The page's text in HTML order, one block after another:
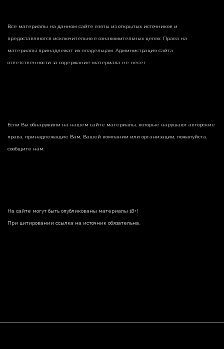
Все материалы на данном сайте взяты из открытых источников и
предоставляются исключительно в ознакомительных целях. Права на
материалы принадлежат их владельцам. Администрация сайта
ответственности за содержание материала не несет.
Если Вы обнаружили на нашем сайте материалы, которые нарушают авторские
права, принадлежащие Вам, Вашей компании или организации, пожалуйста,
сообщите нам.
На сайте могут быть опубликованы материалы 18+!
При цитировании ссылка на источник обязательна.